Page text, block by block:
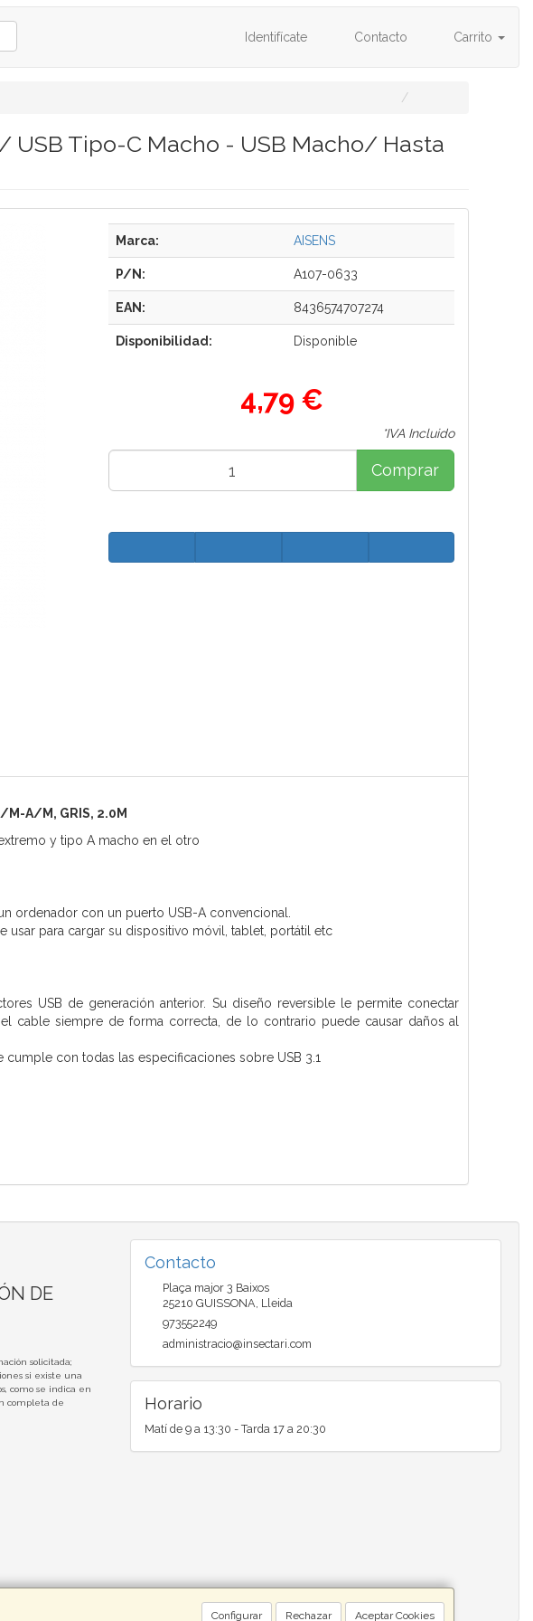
Identifícate Contacto Carrito
USB Tipo-C Macho - USB Macho/ Hasta
Marca: AISENS
P/N: A107-0633
EAN: 8436574707274
Disponibilidad: Disponible
4,79 €
*IVA Incluido
Comprar
M-A/M, GRIS, 2.0M
y tipo A macho en el otro
ordenador con un puerto USB-A convencional.
usar para cargar su dispositivo móvil, tablet, portátil etc
USB de generación anterior. Su diseño reversible le permite conectar
cable siempre de forma correcta, de lo contrario puede causar daños al
cumple con todas las especificaciones sobre USB 3.1
Configurar Rechazar Aceptar Cookies
DE
solicitada;
si existe una
como se indica en
completa de
Contacto
Plaça major 3 Baixos
25210 GUISSONA, Lleida
973552249
administracio@insectari.com
Horario
Matí de 9 a 13:30 - Tarda 17 a 20:30